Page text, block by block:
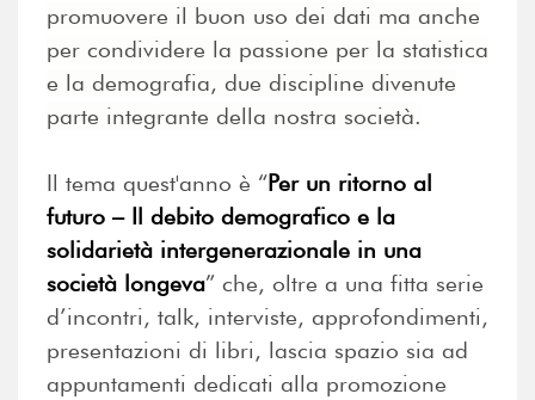
promuovere il buon uso dei dati ma anche
per condividere la passione per la statistica
e la demografia, due discipline divenute
parte integrante della nostra società.
Il tema quest'anno è “Per un ritorno al
futuro – Il debito demografico e la
solidarietà intergenerazionale in una
società longeva” che, oltre a una fitta serie
d’incontri, talk, interviste, approfondimenti,
presentazioni di libri, lascia spazio sia ad
appuntamenti dedicati alla promozione